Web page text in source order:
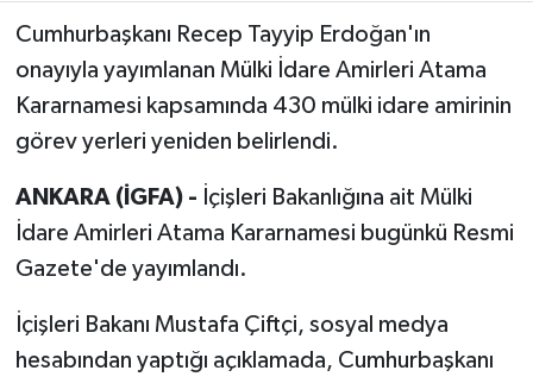
Cumhurbaşkanı Recep Tayyip Erdoğan'ın
onayıyla yayımlanan Mülki İdare Amirleri Atama
Kararnamesi kapsamında 430 mülki idare amirinin
görev yerleri yeniden belirlendi.
ANKARA (İGFA) - İçişleri Bakanlığına ait Mülki
İdare Amirleri Atama Kararnamesi bugünkü Resmi
Gazete'de yayımlandı.
İçişleri Bakanı Mustafa Çiftçi, sosyal medya
hesabından yaptığı açıklamada, Cumhurbaşkanı